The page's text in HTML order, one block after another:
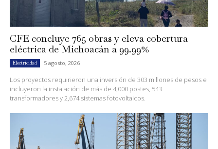
CFE concluye 765 obras y eleva cobertura
eléctrica de Michoacán a 99.99%
Electricidad 5 agosto, 2026
Los proyectos requirieron una inversión de 303 millones de pesos e
incluyeron la instalación de más de 4,000 postes, 543
transformadores y 2,674 sistemas fotovoltaicos.